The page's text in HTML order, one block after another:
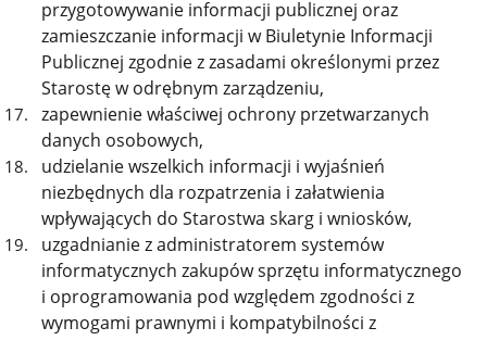
przygotowywanie informacji publicznej oraz
zamieszczanie informacji w Biuletynie Informacji
Publicznej zgodnie z zasadami określonymi przez
Starostę w odrębnym zarządzeniu,
zapewnienie właściwej ochrony przetwarzanych
danych osobowych,
udzielanie wszelkich informacji i wyjaśnień
niezbędnych dla rozpatrzenia i załatwienia
wpływających do Starostwa skarg i wniosków,
uzgadnianie z administratorem systemów
informatycznych zakupów sprzętu informatycznego
i oprogramowania pod względem zgodności z
wymogami prawnymi i kompatybilności z